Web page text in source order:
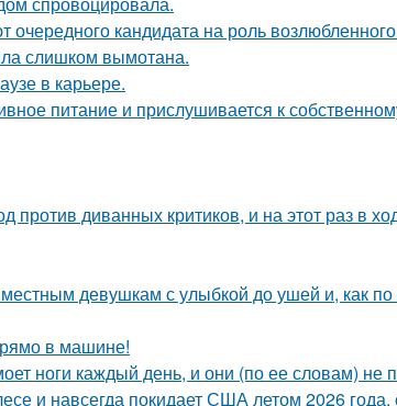
кандидата на роль
слишком вымотана.
в карьере.
питание и прислушивается к
против диванных критиков, и на этот раз в
девушкам с улыбкой до ушей и, как
в машине!
ноги каждый день, и они (по ее словам) не
и навсегда покидает США летом 2026 года,